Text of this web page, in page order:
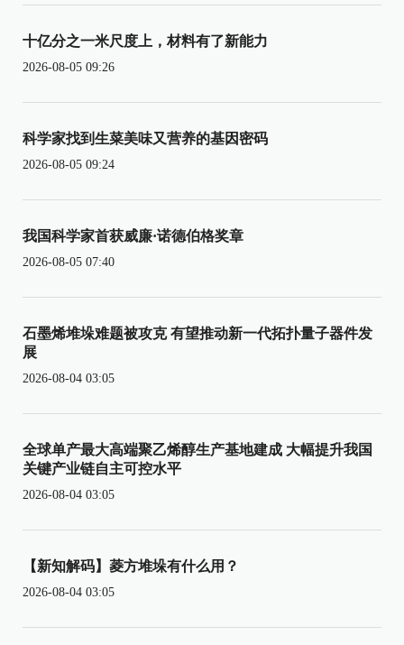
十亿分之一米尺度上，材料有了新能力
2026-08-05 09:26
科学家找到生菜美味又营养的基因密码
2026-08-05 09:24
我国科学家首获威廉·诺德伯格奖章
2026-08-05 07:40
石墨烯堆垛难题被攻克 有望推动新一代拓扑量子器件发
展
2026-08-04 03:05
全球单产最大高端聚乙烯醇生产基地建成 大幅提升我国
关键产业链自主可控水平
2026-08-04 03:05
【新知解码】菱方堆垛有什么用？
2026-08-04 03:05